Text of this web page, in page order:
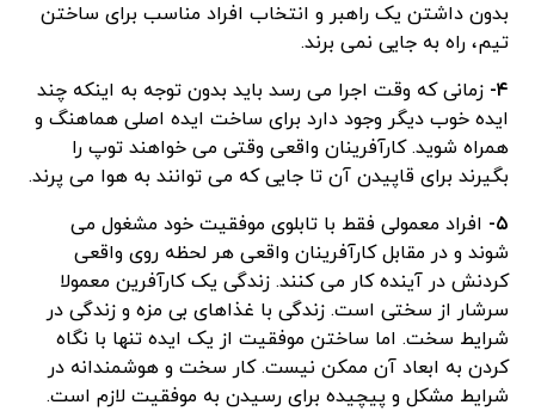
بدون داشتن یک راهبر و انتخاب افراد مناسب برای ساختن
تیم، راه به جایی نمی برند.
۴- زمانی که وقت اجرا می رسد باید بدون توجه به اینکه چند
ایده خوب دیگر وجود دارد برای ساخت ایده اصلی هماهنگ و
همراه شوید. کارآفرینان واقعی وقتی می خواهند توپ را
بگیرند برای قاپیدن آن تا جایی که می توانند به هوا می پرند.
۵- افراد معمولی فقط با تابلوی موفقیت خود مشغول می
شوند و در مقابل کارآفرینان واقعی هر لحظه روی واقعی
کردنش در آینده کار می کنند. زندگی یک کارآفرین معمولا
سرشار از سختی است. زندگی با غذاهای بی مزه و زندگی در
شرایط سخت. اما ساختن موفقیت از یک ایده تنها با نگاه
کردن به ابعاد آن ممکن نیست. کار سخت و هوشمندانه در
شرایط مشکل و پیچیده برای رسیدن به موفقیت لازم است.